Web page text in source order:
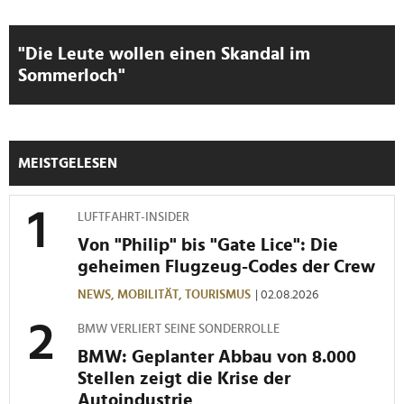
"Die Leute wollen einen Skandal im
Sommerloch"
MEISTGELESEN
LUFTFAHRT-INSIDER
Von "Philip" bis "Gate Lice": Die
geheimen Flugzeug-Codes der Crew
NEWS, MOBILITÄT, TOURISMUS | 02.08.2026
BMW VERLIERT SEINE SONDERROLLE
BMW: Geplanter Abbau von 8.000
Stellen zeigt die Krise der
Autoindustrie